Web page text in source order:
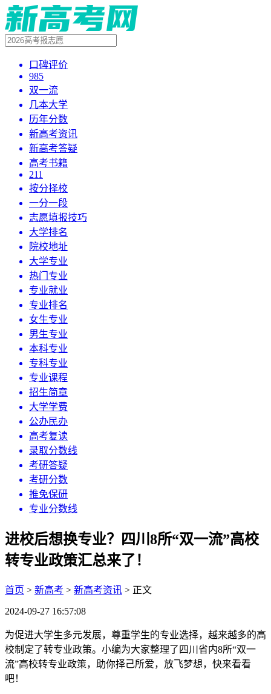
口碑评价
985
双一流
几本大学
历年分数
新高考资讯
新高考答疑
高考书籍
211
按分择校
一分一段
志愿填报技巧
大学排名
院校地址
大学专业
热门专业
专业就业
专业排名
女生专业
男生专业
本科专业
专科专业
专业课程
招生简章
大学学费
公办民办
高考复读
录取分数线
考研答疑
考研分数
推免保研
专业分数线
进校后想换专业？四川8所“双一流”高校
转专业政策汇总来了！
首页 > 新高考 > 新高考资讯 > 正文
2024-09-27 16:57:08
为促进大学生多元发展，尊重学生的专业选择，越来越多的高
校制定了转专业政策。小编为大家整理了四川省内8所“双一
流”高校转专业政策，助你择己所爱，放飞梦想，快来看看
吧！